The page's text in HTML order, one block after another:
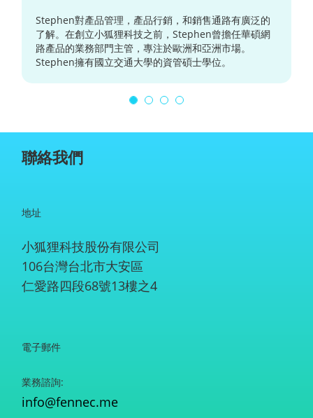
Stephen對產品管理，產品行銷，和銷售通路有廣泛的
了解。在創立小狐狸科技之前，Stephen曾擔任華碩網
路產品的業務部門主管，專注於歐洲和亞洲市場。
Stephen擁有國立交通大學的資管碩士學位。
聯絡我們
地址
小狐狸科技股份有限公司
106台灣台北市大安區
仁愛路四段68號13樓之4
電子郵件
業務諮詢:
info@fennec.me